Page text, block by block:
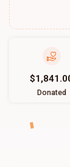
Donated